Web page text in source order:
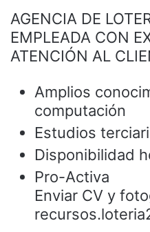
AGENCIA DE
EMPLEADA CON
ATENCIÓN AL
Amplios
computación
Estudios
Disponibilidad
Pro-Activa
Enviar CV y